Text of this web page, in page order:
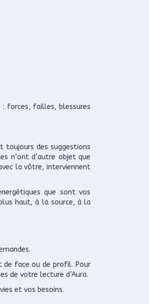
forces, failles, blessures
toujours des suggestions
n’ont d’autre objet que
la vôtre, interviennent
que sont vos
haut, à la source, à la
de face ou de profil. Pour
de votre lecture d’Aura.
et vos besoins.